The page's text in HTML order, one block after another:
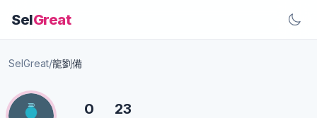
SelGreat
SelGreat/龍劉備
0 23